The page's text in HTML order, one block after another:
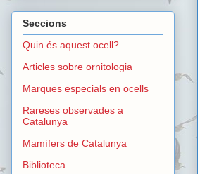
Seccions
Quin és aquest ocell?
Articles sobre ornitologia
Marques especials en ocells
Rareses observades a
Catalunya
Mamífers de Catalunya
Biblioteca